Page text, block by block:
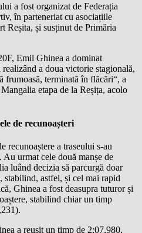
a fost organizat de Federația
în parteneriat cu asociațiile
și susținut de Primăria
Emil Ghinea a dominat
a doua victorie stagională,
frumoasă, terminată în flăcări“, a
etapa de la Reșița, acolo
de recunoașteri
recunoaștere a traseului s-au
urmat cele două manșe de
luând decizia să parcurgă doar
stabilind, astfel, și cel mai rapid
Ghinea a fost deasupra tuturor și
stabilind chiar un timp
a reușit un timp de 2:07,980,